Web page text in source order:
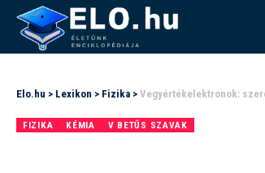
Elo.hu > Lexikon > Fizika > Vegyértékelektronok:
FIZIKA KÉMIA V BETŰS SZAVAK